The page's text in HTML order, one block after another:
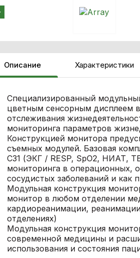
Описание Характеристики
Специализированный
цветным сенсорным дисплеем
отслеживания
мониторинга параметров
Конструкцией монитора
съемных модулей. Базовая
C31 (ЭКГ / RESP, SpO2, НИАТ,
мониторинга в операционных,
сосудистых заболеваний и как
Модульная конструкция
монитор в любом отделении
кардиореанимации,
отделениях)
Модульная конструкция
современной медицины и
использования и состояния